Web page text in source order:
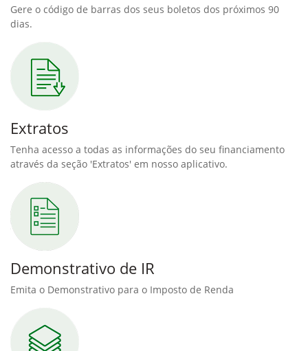
Gere o código de barras dos seus boletos dos próximos 90
dias.
Extratos
Tenha acesso a todas as informações do seu financiamento
através da seção 'Extratos' em nosso aplicativo.
Demonstrativo de IR
Emita o Demonstrativo para o Imposto de Renda